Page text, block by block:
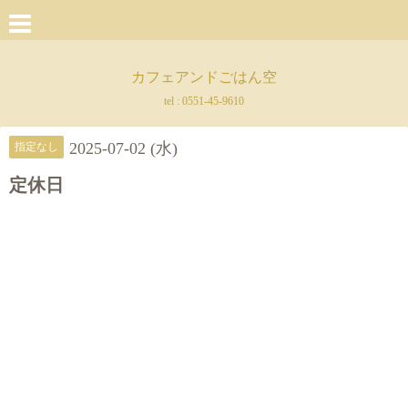
カフェアンドごはん空
tel : 0551-45-9610
指定なし 2025-07-02 (水)
定休日